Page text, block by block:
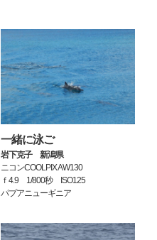
一緒に泳ご
岩下克子 新潟県
ニコンCOOLPIX AW130
ｆ4.9 1/800秒 ISO125
パプアニューギニア